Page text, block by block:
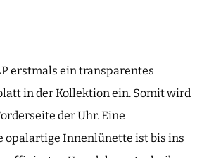
erstmals ein transparentes
in der Kollektion ein. Somit wird
der Uhr. Eine
opalartige Innenlünette ist bis ins